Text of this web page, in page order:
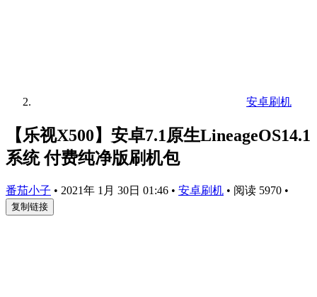
安卓刷机
【乐视X500】安卓7.1原生LineageOS14.1
系统 付费纯净版刷机包
番茄小子 • 2021年 1月 30日 01:46 • 安卓刷机 • 阅读 5970 •
复制链接